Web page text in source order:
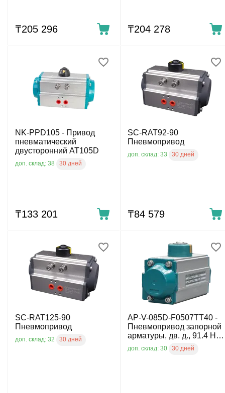
₸205 296 ₸204 278
NK-PPD105 - Привод
пневматический
двусторонний AT105D
доп. склад: 38 30 дней
₸133 201
SC-RAT92-90
Пневмопривод
доп. склад: 33 30 дней
₸84 579
SC-RAT125-90
Пневмопривод
доп. склад: 32 30 дней
AP-V-085D-F0507TT40 -
Пневмопривод запорной
арматуры, дв. д., 91.4 Нм,
F05/07, вал 17 мм, -40°C
доп. склад: 30 30 дней